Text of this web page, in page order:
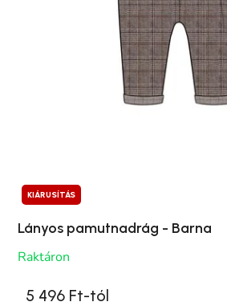
KIÁRUSÍTÁS
Lányos pamutnadrág - Barna
Raktáron
5 496 Ft-tól